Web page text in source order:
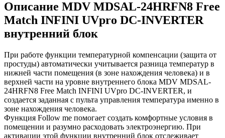
Описание MDV MDSAL-24HRFN8 Free
Match INFINI UVpro DC-INVERTER
внутренний блок
При работе функции температурной компенсации (защита от
простуды) автоматически учитывается разница температур в
нижней части помещения (в зоне нахождения человека) и в
верхней части на уровне внутреннего блока MDV MDSAL-
24HRFN8 Free Match INFINI UVpro DC-INVERTER, и
создается заданная с пульта управления температура именно в
зоне нахождения человека.
Функция Follow me помогает создать комфортные условия в
помещении и разумно расходовать электроэнергию. При
активации этой функции внутренний блок отслеживает